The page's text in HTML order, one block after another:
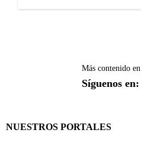
Más contenido en
Síguenos en:
NUESTROS PORTALES